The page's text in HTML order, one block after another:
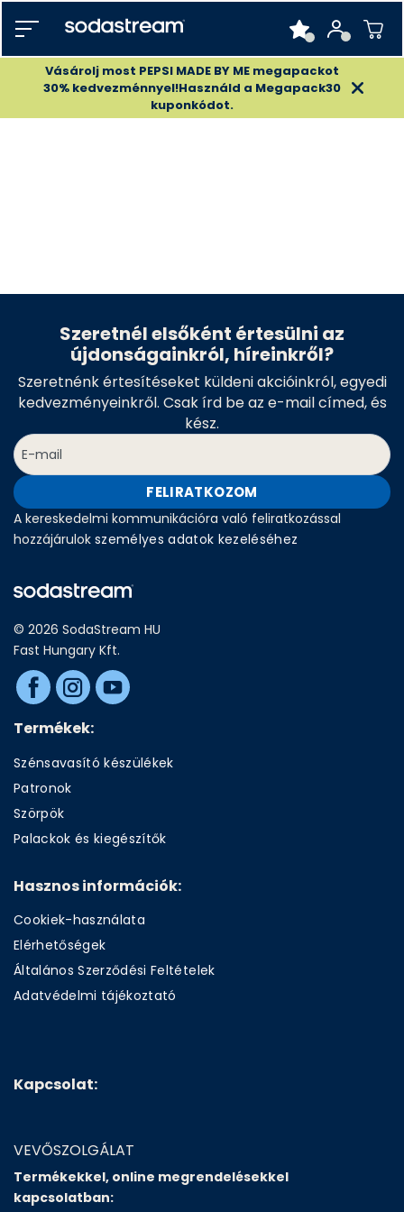
Vásárolj most PEPSI MADE BY ME megapackot
30% kedvezménnyel!Használd a Megapack30
kuponkódot.
Szeretnél elsőként értesülni az
újdonságainkról, híreinkről?
Szeretnénk értesítéseket küldeni akcióinkról, egyedi
kedvezményeinkről. Csak írd be az e-mail címed, és
kész.
FELIRATKOZOM
A kereskedelmi kommunikációra való feliratkozással
hozzájárulok személyes adatok kezeléséhez
© 2026 SodaStream HU
Fast Hungary Kft.
Termékek:
Szénsavasító készülékek
Patronok
Szörpök
Palackok és kiegészítők
Hasznos információk:
Cookiek-használata
Elérhetőségek
Általános Szerződési Feltételek
Adatvédelmi tájékoztató
Kapcsolat:
VEVŐSZOLGÁLAT
Termékekkel, online megrendelésekkel
kapcsolatban: